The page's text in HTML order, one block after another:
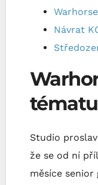
Návrat
tématu
Studio
že se od ní
měsíce senior